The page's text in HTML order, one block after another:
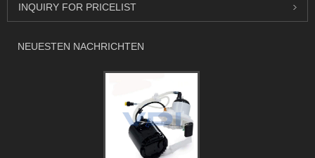
INQUIRY FOR PRICELIST
NEUESTEN NACHRICHTEN